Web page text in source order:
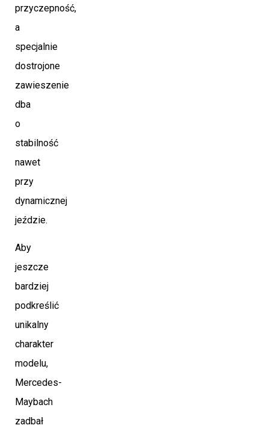
przyczepność,
a
specjalnie
dostrojone
zawieszenie
dba
o
stabilność
nawet
przy
dynamicznej
jeździe.
Aby
jeszcze
bardziej
podkreślić
unikalny
charakter
modelu,
Mercedes-
Maybach
zadbał